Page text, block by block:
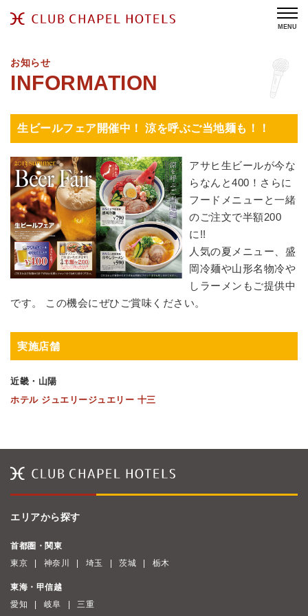
MENU
お知らせ
生ビールフェア開催中！ 涼を呼ぶご当地麺も！！
アサヒ生ビールが今な
らなんと400！さらに
フードメニューと一緒
のご注文で半額200
に!!
人気の夏メニュー、盛
岡冷麺や山形名物冷や
しラーメンもご提供中
です。 この機会にぜひご賞味ください。
実施店舗
近畿・山陽
ホテル ジュエリージュエリー 十三
エリアから探す
首都圏・関東
東京
神奈川 埼玉 茨城 栃木
東海・甲信越
愛知
岐阜 三重